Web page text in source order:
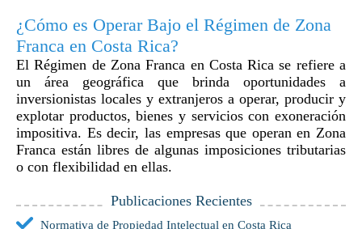
¿Cómo es Operar Bajo el Régimen de Zona
Franca en Costa Rica?
El Régimen de Zona Franca en Costa Rica se refiere a
un área geográfica que brinda oportunidades a
inversionistas locales y extranjeros a operar, producir y
explotar productos, bienes y servicios con exoneración
impositiva. Es decir, las empresas que operan en Zona
Franca están libres de algunas imposiciones tributarias
o con flexibilidad en ellas.
Publicaciones Recientes
Normativa de Propiedad Intelectual en Costa Rica